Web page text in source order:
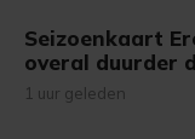
Seizoenkaart
overal duurder
1 uur geleden